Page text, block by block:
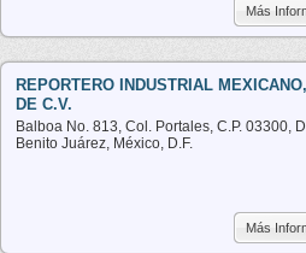
Más
REPORTERO INDUSTRIAL
DE C.V.
Balboa No. 813, Col. Portales, C.P. 03300,
Benito Juárez, México, D.F.
Más